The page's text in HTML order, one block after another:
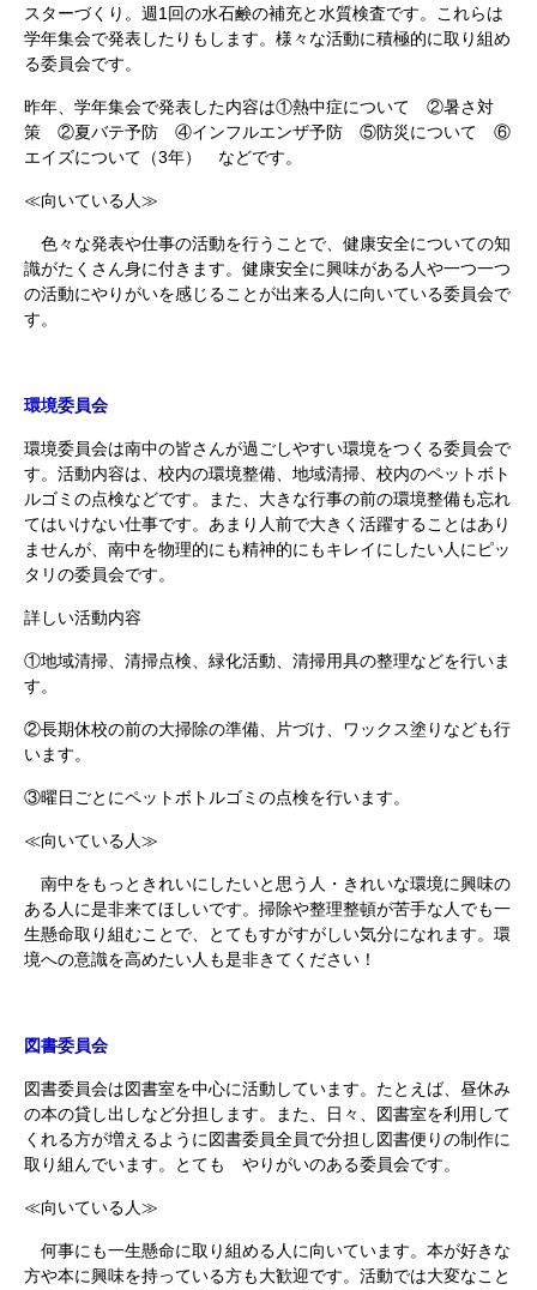
スターづくり。週1回の水石鹸の補充と水質検査です。これらは
学年集会で発表したりもします。様々な活動に積極的に取り組め
る委員会です。
昨年、学年集会で発表した内容は①熱中症について ②暑さ対
策 ②夏バテ予防 ④インフルエンザ予防 ⑤防災について ⑥
エイズについて（3年） などです。
≪向いている人≫
色々な発表や仕事の活動を行うことで、健康安全についての知
識がたくさん身に付きます。健康安全に興味がある人や一つ一つ
の活動にやりがいを感じることが出来る人に向いている委員会で
す。
環境委員会
環境委員会は南中の皆さんが過ごしやすい環境をつくる委員会で
す。活動内容は、校内の環境整備、地域清掃、校内のペットボト
ルゴミの点検などです。また、大きな行事の前の環境整備も忘れ
てはいけない仕事です。あまり人前で大きく活躍することはあり
ませんが、南中を物理的にも精神的にもキレイにしたい人にピッ
タリの委員会です。
詳しい活動内容
①地域清掃、清掃点検、緑化活動、清掃用具の整理などを行いま
す。
②長期休校の前の大掃除の準備、片づけ、ワックス塗りなども行
います。
③曜日ごとにペットボトルゴミの点検を行います。
≪向いている人≫
南中をもっときれいにしたいと思う人・きれいな環境に興味の
ある人に是非来てほしいです。掃除や整理整頓が苦手な人でも一
生懸命取り組むことで、とてもすがすがしい気分になれます。環
境への意識を高めたい人も是非きてください！
図書委員会
図書委員会は図書室を中心に活動しています。たとえば、昼休み
の本の貸し出しなど分担します。また、日々、図書室を利用して
くれる方が増えるように図書委員全員で分担し図書便りの制作に
取り組んでいます。とても やりがいのある委員会です。
≪向いている人≫
何事にも一生懸命に取り組める人に向いています。本が好きな
方や本に興味を持っている方も大歓迎です。活動では大変なこと